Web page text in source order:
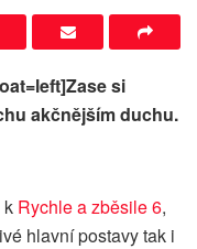
si
akčnějším duchu.
k Rychle a zběsile 6,
hlavní postavy tak i